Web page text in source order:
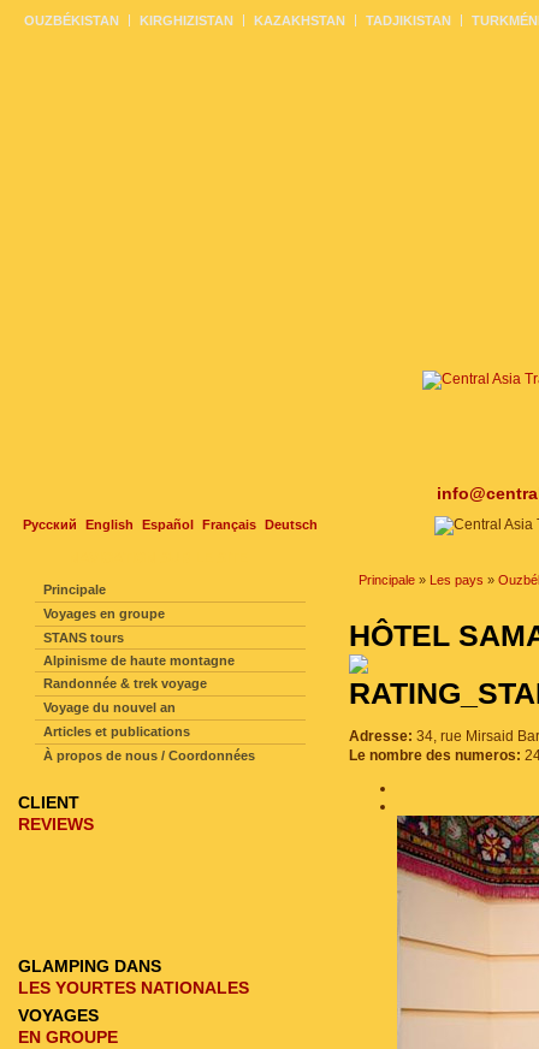
Русский English Español Français Deutsch
OUZBÉKISTAN KIRGHIZISTAN KAZAKHSTAN TADJIKISTAN
Principale » Les pays »
HÔTEL
Adresse: 34, rue Mirsaid
Le nombre des numeros:
Principale
Voyages en groupe
STANS tours
Alpinisme de haute montagne
Randonnée & trek voyage
Voyage du nouvel an
Articles et publications
À propos de nous / Coordonnées
CLIENT
REVIEWS
GLAMPING DANS
LES YOURTES NATIONALES
VOYAGES
EN GROUPE